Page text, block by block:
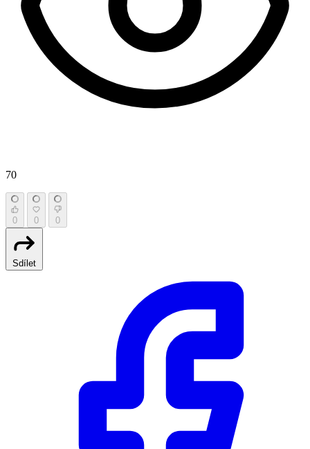
70
0 0 0
Sdílet